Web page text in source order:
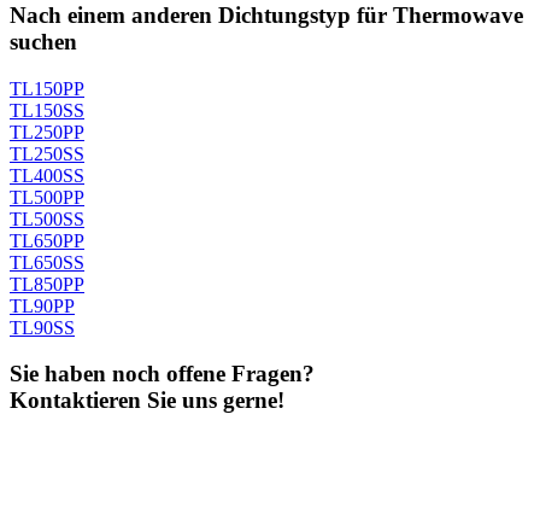
Nach einem anderen Dichtungstyp für Thermowave
suchen
TL150PP
TL150SS
TL250PP
TL250SS
TL400SS
TL500PP
TL500SS
TL650PP
TL650SS
TL850PP
TL90PP
TL90SS
Sie haben noch offene Fragen?
Kontaktieren Sie uns gerne!